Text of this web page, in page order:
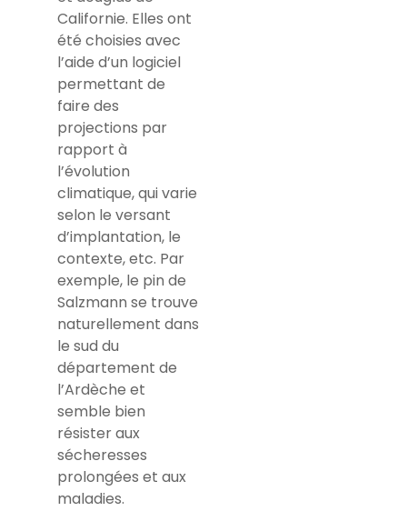
Californie. Elles ont
été choisies avec
l’aide d’un logiciel
permettant de
faire des
projections par
rapport à
l’évolution
climatique, qui varie
selon le versant
d’implantation, le
contexte, etc. Par
exemple, le pin de
Salzmann se trouve
naturellement dans
le sud du
département de
l’Ardèche et
semble bien
résister aux
sécheresses
prolongées et aux
maladies.